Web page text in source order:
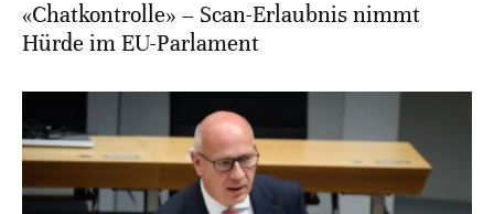
«Chatkontrolle» – Scan-Erlaubnis nimmt
Hürde im EU-Parlament